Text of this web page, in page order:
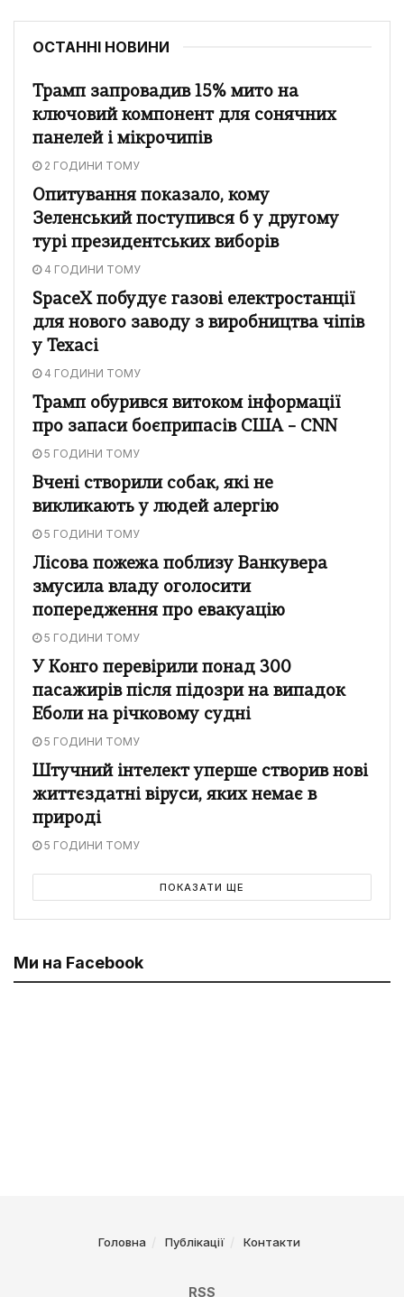
ОСТАННІ НОВИНИ
Трамп запровадив 15% мито на
ключовий компонент для сонячних
панелей і мікрочипів
2 ГОДИНИ ТОМУ
Опитування показало, кому
Зеленський поступився б у другому
турі президентських виборів
4 ГОДИНИ ТОМУ
SpaceX побудує газові електростанції
для нового заводу з виробництва чіпів
у Техасі
4 ГОДИНИ ТОМУ
Трамп обурився витоком інформації
про запаси боєприпасів США – CNN
5 ГОДИНИ ТОМУ
Вчені створили собак, які не
викликають у людей алергію
5 ГОДИНИ ТОМУ
Лісова пожежа поблизу Ванкувера
змусила владу оголосити
попередження про евакуацію
5 ГОДИНИ ТОМУ
У Конго перевірили понад 300
пасажирів після підозри на випадок
Еболи на річковому судні
5 ГОДИНИ ТОМУ
Штучний інтелект уперше створив нові
життєздатні віруси, яких немає в
природі
5 ГОДИНИ ТОМУ
ПОКАЗАТИ ЩЕ
Ми на Facebook
Головна Публікації Контакти
RSS